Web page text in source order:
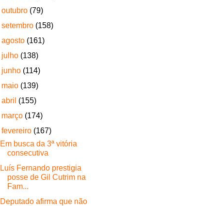
outubro (79)
setembro (158)
agosto (161)
julho (138)
junho (114)
maio (139)
abril (155)
março (174)
fevereiro (167)
Em busca da 3ª vitória
consecutiva
Luís Fernando prestigia
posse de Gil Cutrim na
Fam...
Deputado afirma que não